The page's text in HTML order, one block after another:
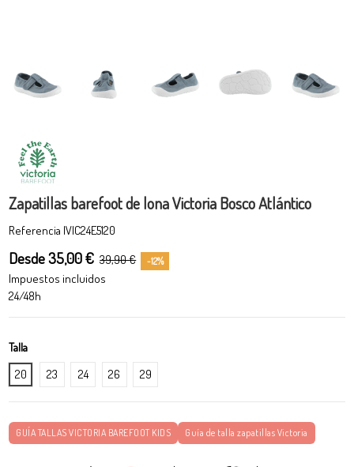
Zapatillas barefoot de lona Victoria Bosco Atlántico
Referencia IVIC24E5120
Desde 35,00 € 39,90 € -12%
Impuestos incluidos
24/48h
Talla
20
23 24 26 29
GUÍA TALLAS VICTORIA BAREFOOT KIDS Guía de talla zapatillas Victoria